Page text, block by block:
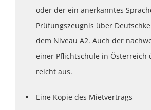
oder der ein anerkanntes
Prüfungszeugnis über
dem Niveau A2. Auch der
einer Pflichtschule in Österreich
reicht aus.
Eine Kopie des Mietvertrags